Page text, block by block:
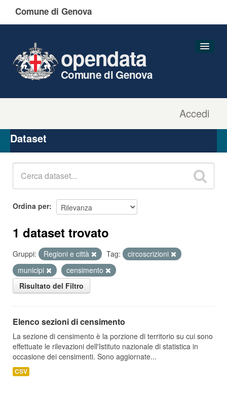
Comune di Genova
Accedi
opendata
Comune di Genova
Organizzazioni
Gruppi
Dataset
Ordina per
1 dataset trovato
Gruppi: Regioni e città Tag:
circoscrizioni
municipi
censimento
Risultato del Filtro
Elenco sezioni di censimento
La sezione di censimento è la porzione di territorio su cui sono
effettuate le rilevazioni dell'Istituto nazionale di statistica in
occasione dei censimenti. Sono aggiornate...
CSV